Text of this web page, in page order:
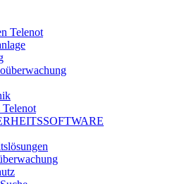
Telenot
Telenot